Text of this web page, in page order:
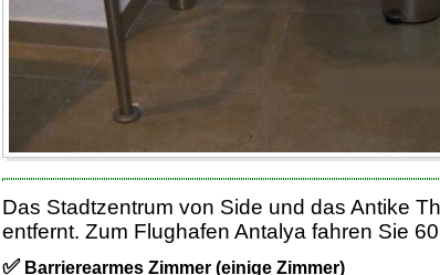
Das Stadtzentrum von Side und das Antike
entfernt. Zum Flughafen Antalya fahren Sie
✅ Barrierearmes Zimmer (einige Zimmer)